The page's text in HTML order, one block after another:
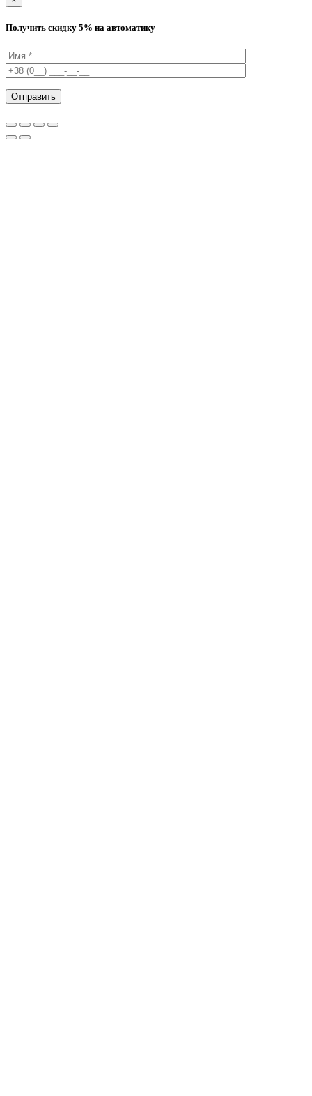
Получить скидку 5% на автоматику